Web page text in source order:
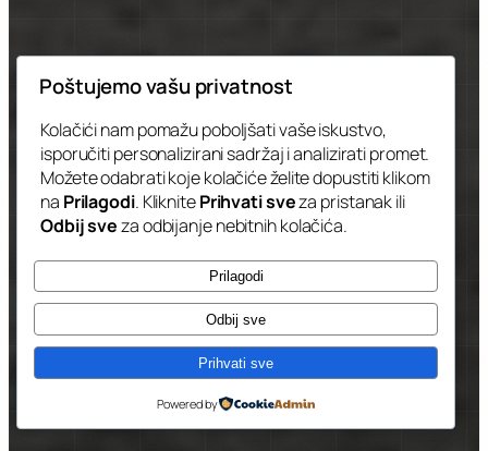
Poštujemo vašu privatnost
Kolačići nam pomažu poboljšati vaše iskustvo,
isporučiti personalizirani sadržaj i analizirati promet.
Možete odabrati koje kolačiće želite dopustiti klikom
na Prilagodi. KliknitePrihvati sveza pristanak ili
Odbij sveza odbijanje nebitnih kolačića.
Prilagodi
Odbij sve
Prihvati sve
Powered by